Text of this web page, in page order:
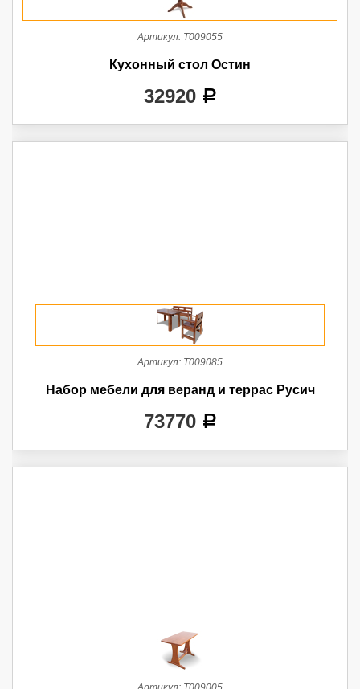
Артикул: Т009055
Кухонный стол Остин
32920 a
Артикул: Т009085
Набор мебели для веранд и террас Русич
73770 a